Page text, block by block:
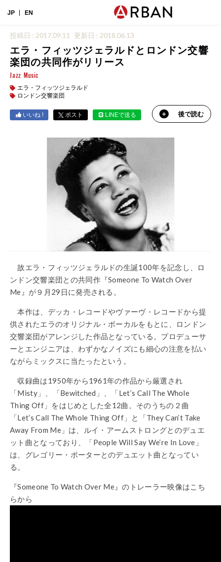
JP EN
投稿日 : 2017.09.11 更新日 : 2018.06.13
エラ・フィッツジェラルドとロンドン交響
楽団の共同作がリリース
Jazz Music
エラ・フィッツジェラルド
ロンドン交響楽団
いいね ! ポスト LINEで送る 後で読む
故エラ・フィッツジェラルドの生誕100年を記念し、ロ
ンドン交響楽団との共同作『Someone To Watch Over
Me』が９月29日に発売される。
本作は、デッカ・レコードやヴァーヴ・レコードから提
供されたエラのオリジナル・ボーカルをもとに、ロンドン
交響楽団がアレンジした作品となっている。プロデューサ
ーとエンジニアは、わずかなノイズにも細心の注意を払い
ながらミックスに当たったという。
収録曲は1950年から1961年の作品から厳選され
「Misty」、「Bewitched」、「Let’s Call The Whole
Thing Off」をはじめとした全12曲。そのうちの２曲
「Let’s Call The Whole Thing Off」と「They Can’t Take
Away From Me」は、ルイ・アームストロングとのデュエ
ット曲となっており、「People Will Say We’re In Love」
は、グレゴリー・ポーターとのデュエット曲となってい
る。
『Someone To Watch Over Me』のトレーラー映像はこち
らから